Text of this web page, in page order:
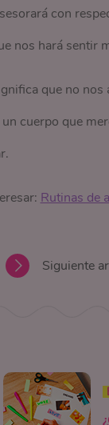
con
nos hará sentir
que no
cuerpo que
Rutinas de
Siguiente